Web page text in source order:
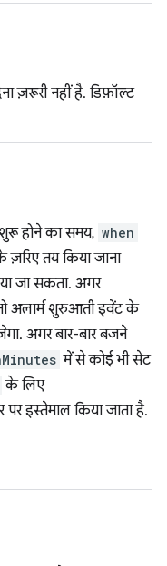
ज़रूरी नहीं है. डिफ़ॉल्ट
होने का समय, when
तय किया जाना
जा सकता. अगर
अलार्म शुरुआती इवेंट के
अगर बार-बार बजने
में से कोई भी सेट
के लिए
इस्तेमाल किया जाता है.